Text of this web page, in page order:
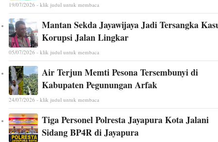
19/07/2026 - klik judul untuk membaca
Mantan Sekda Jayawijaya Jadi Tersangka
Korupsi Jalan Lingkar
05/07/2026 - klik judul untuk membaca
Air Terjun Memti Pesona Tersembunyi di
Kabupaten Pegunungan Arfak
24/07/2026 - klik judul untuk membaca
Tiga Personel Polresta Jayapura Kota Jalani
Sidang BP4R di Jayapura